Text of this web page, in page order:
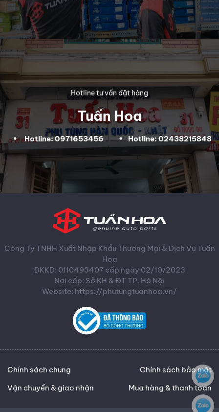
Hotline tư vấn đặt hàng
Tuấn Hoa
Hotline: 0971653456 Hotline: 02438215848
Công Ty TNHH Xuất Nhập Khẩu Thương Mại & Dịch Vụ Tuấn
Hoa
ĐKKD: 0110493407 cấp ngày 02/10/2023
Nơi cấp: Sở KH & ĐT TP. Hà Nội
Website: https://phutungtuanhoa.vn/
Chính sách chung
Chính sách bảo mật
Vận chuyển & giao nhận
Mua hàng & thanh toán